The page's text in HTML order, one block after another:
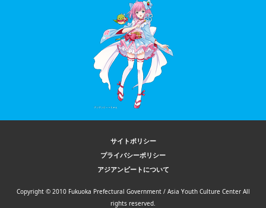
サイトポリシー
プライバシーポリシー
アジアンビートについて
Copyright © 2010 Fukuoka Prefectural Government / Asia Youth Culture Center All
rights reserved.